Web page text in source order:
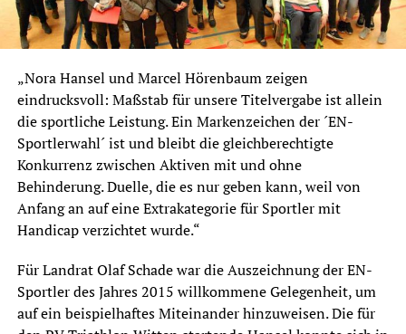
„Nora Hansel und Marcel Hörenbaum zeigen
eindrucksvoll: Maßstab für unsere Titelvergabe ist allein
die sportliche Leistung. Ein Markenzeichen der ´EN-
Sportlerwahl´ ist und bleibt die gleichberechtigte
Konkurrenz zwischen Aktiven mit und ohne
Behinderung. Duelle, die es nur geben kann, weil von
Anfang an auf eine Extrakategorie für Sportler mit
Handicap verzichtet wurde.“
Für Landrat Olaf Schade war die Auszeichnung der EN-
Sportler des Jahres 2015 willkommene Gelegenheit, um
auf ein beispielhaftes Miteinander hinzuweisen. Die für